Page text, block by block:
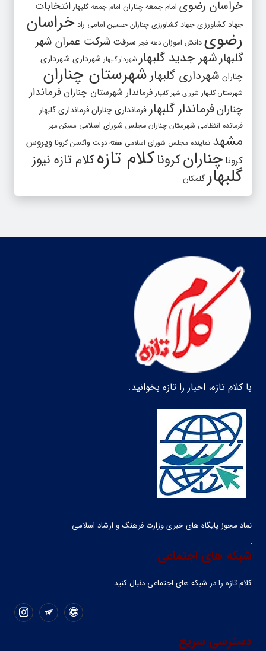
خراسان رضوی امام جمعه چناران امام جمعه گلبهار انتخابات
جهاد کشاورزی جهاد کشاورزی چناران حسین امامی راد خراسان
رضوی دانش آموزان دهه فجر سرقت شرکت عمران شهر
گلبهارشهر جدید گلبهار شهردار گلبهار شهرداری شهرداری
چناران شهرداری گلبهارشهرستان چناران
شهرستان گلبهار شورای شهر گلبهار فرماندار شهرستان چناران فرماندار
چنارانفرماندار گلبهارفرمانداری چنارانفرمانداری گلبهار
فرمانده انتظامی شهرستان چناران مجلس شورای اسلامی مسکن مهر
مشهد نماینده مجلس شورای اسلامی هفته دولت واکسن کرونا ویروس
کرونا چنارانکروناکلام تازهکلام تازه نیوز
گلبهارگلمکان
با کلام تازه، اخبار را تازه بخوانید.
نماد مجوز پایگاه های خبری وزارت فرهنگ و ارشاد اسلامی
شبکه های اجتماعی
کلام تازه را در شبکه ‌های اجتماعی دنبال کنید.
دسترسی سریع